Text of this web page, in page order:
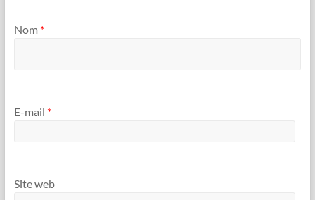
Nom *
E-mail *
Site web